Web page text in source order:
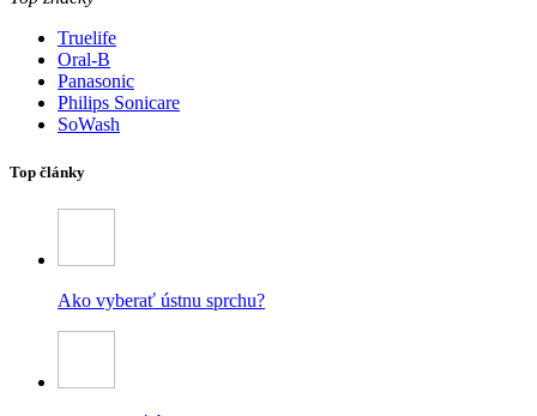
Truelife
Oral-B
Panasonic
Philips Sonicare
SoWash
Top články
Ako vyberať ústnu sprchu?